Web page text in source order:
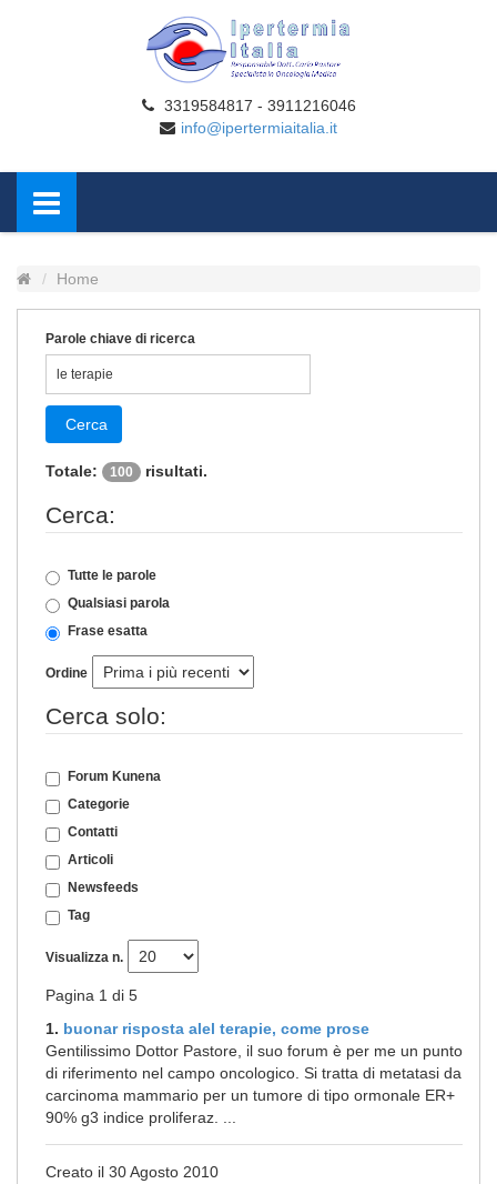
3319584817 - 3911216046
info@ipertermiaitalia.it
Home
Parole chiave di ricerca
Cerca
Totale: 100 risultati.
Cerca:
Tutte le parole
Qualsiasi parola
Frase esatta
Ordine
Cerca solo:
Forum Kunena
Categorie
Contatti
Articoli
Newsfeeds
Tag
Visualizza n.
Pagina 1 di 5
1. buonar risposta alel terapie, come prose
Gentilissimo Dottor Pastore, il suo forum è per me un punto
di riferimento nel campo oncologico. Si tratta di metatasi da
carcinoma mammario per un tumore di tipo ormonale ER+
90% g3 indice proliferaz. ...
Creato il 30 Agosto 2010